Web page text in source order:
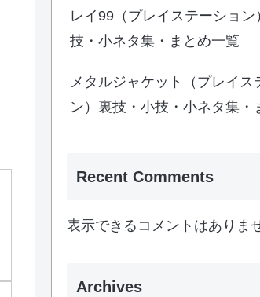
レイ99（プレイステーション
技・小ネタ集・まとめ一覧
メタルジャケット（プレイス
ン）裏技・小技・小ネタ集・
Recent Comments
表示できるコメントはありま
Archives